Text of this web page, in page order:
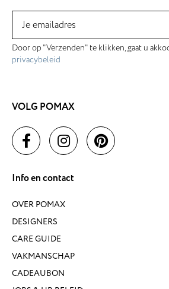
Door op "Verzenden" te klikken, gaat u
privacybeleid
VOLG POMAX
Info en contact
OVER POMAX
DESIGNERS
CARE GUIDE
VAKMANSCHAP
CADEAUBON